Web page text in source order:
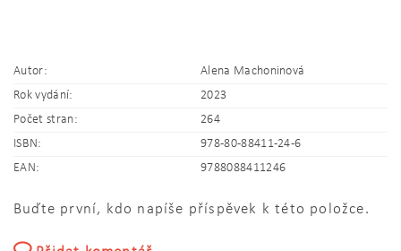
Autor:
Alena Machoninová
Rok vydání:
2023
Počet stran:
264
ISBN:
978-80-88411-24-6
EAN:
9788088411246
Buďte první, kdo napíše příspěvek k této položce.